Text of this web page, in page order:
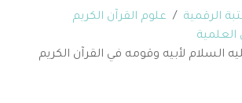
الرقمية
علوم القرآن الكريم
العلمية
السلام لأبيه وقومه في القرآن الكريم